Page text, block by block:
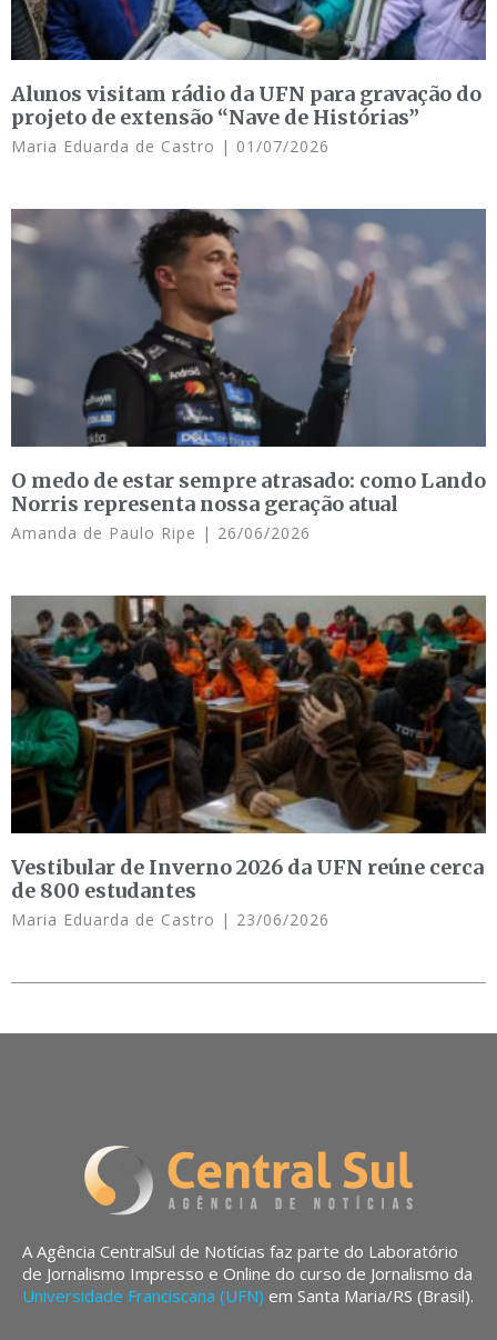
Alunos visitam rádio da UFN para gravação do
projeto de extensão “Nave de Histórias”
Maria Eduarda de Castro 01/07/2026
O medo de estar sempre atrasado: como Lando
Norris representa nossa geração atual
Amanda de Paulo Ripe 26/06/2026
Vestibular de Inverno 2026 da UFN reúne cerca
de 800 estudantes
Maria Eduarda de Castro 23/06/2026
A Agência CentralSul de Notícias faz parte do Laboratório
de Jornalismo Impresso e Online do curso de Jornalismo da
Universidade Franciscana (UFN) em Santa Maria/RS (Brasil).